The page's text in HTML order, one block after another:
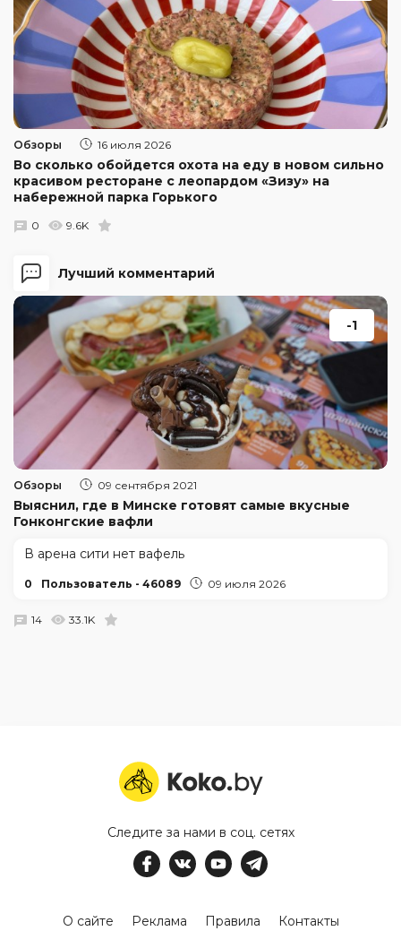
Лучший комментарий
-1
Обзоры 09 сентября 2021
Выяснил, где в Минске готовят самые вкусные
Гонконгские вафли
В арена сити нет вафель
0 Пользователь - 46089 09 июля 2026
14 33.1K
Обзоры 16 июля 2026
Во сколько обойдется охота на еду в новом сильно
красивом ресторане с леопардом «Зизу» на
набережной парка Горького
0 9.6K
Следите за нами в соц. сетях
О сайте Реклама Правила Контакты